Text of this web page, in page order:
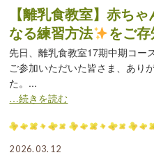
【離乳食教室】赤ち
なる練習方法
をご
先日、離乳食教室17期中期コー
ご参加いただいた皆さま、あり
た。...
…続きを読む
2026.03.12